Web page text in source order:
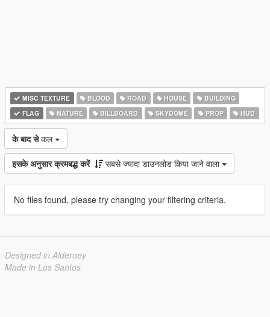
MISC TEXTURE BLOOD ROAD HOUSE
BUILDING
FLAG
NATURE BILLBOARD SKYDOME PROP HUD
के बाद से कल
इसके अनुसार क्रमबद्ध करें सबसे ज्यादा डाउनलोड किया जाने वाला
No files found, please try changing your filtering criteria.
Designed in Alderney
Made in Los Santos